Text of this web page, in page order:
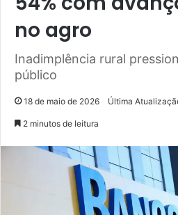
no agro
Inadimplência rural
público
18 de maio de 2026 Última
2 minutos de leitura